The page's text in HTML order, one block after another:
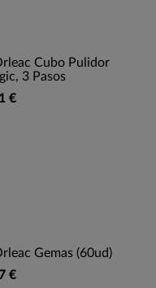
Cubo Pulidor
3 Pasos
€
Gemas (60ud)
€